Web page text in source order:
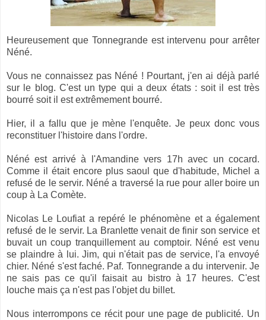
Heureusement que Tonnegrande est intervenu pour arrêter
Néné.
Vous ne connaissez pas Néné ! Pourtant, j'en ai déjà parlé
sur le blog. C'est un type qui a deux états : soit il est très
bourré soit il est extrêmement bourré.
Hier, il a fallu que je mène l'enquête. Je peux donc vous
reconstituer l'histoire dans l'ordre.
Néné est arrivé à l'Amandine vers 17h avec un cocard.
Comme il était encore plus saoul que d'habitude, Michel a
refusé de le servir. Néné a traversé la rue pour aller boire un
coup à La Comète.
Nicolas Le Loufiat a repéré le phénomène et a également
refusé de le servir. La Branlette venait de finir son service et
buvait un coup tranquillement au comptoir. Néné est venu
se plaindre à lui. Jim, qui n'était pas de service, l'a envoyé
chier. Néné s'est faché. Paf. Tonnegrande a du intervenir. Je
ne sais pas ce qu'il faisait au bistro à 17 heures. C'est
louche mais ça n'est pas l'objet du billet.
Nous interrompons ce récit pour une page de publicité. Un